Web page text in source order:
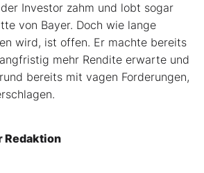
Investor zahm und lobt sogar
von Bayer. Doch wie lange
wird, ist offen. Er machte bereits
mehr Rendite erwarte und
bereits mit vagen Forderungen,
Redaktion